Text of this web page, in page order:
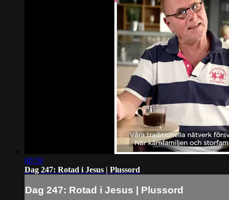
00:59
Dag 247: Rotad i Jesus | Plussord
Dag 247: Rotad i Jesus | Plussord